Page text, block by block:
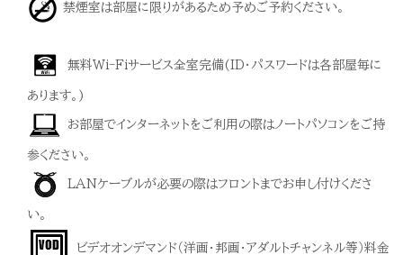
禁煙室は部屋に限りがあるため予めご予約ください。
無料Wi-Fiサービス全室完備(ID・パスワードは各部屋毎に
あります。)
お部屋でインターネットをご利用の際はノートパソコンをご持
参ください。
LANケーブルが必要の際はフロントまでお申し付けくださ
い。
ビデオオンデマンド（洋画・邦画・アダルトチャンネル等）料金